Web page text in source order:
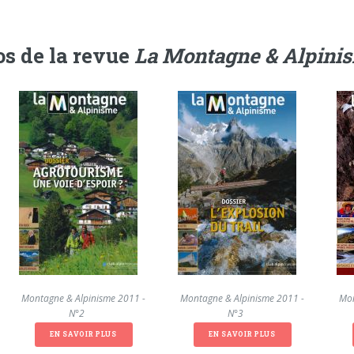
de la revue La Montagne &
La Montagne & Alpinisme 2011 -
N°2
EN SAVOIR PLUS
La Montagne & Alpinisme 2011 -
N°3
EN SAVOIR PLUS
La